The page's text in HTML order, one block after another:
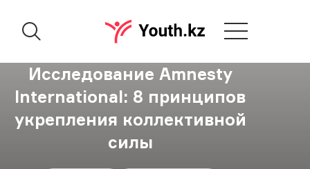
Исследование Amnesty
International: 8 принципов
укрепления коллективной
силы